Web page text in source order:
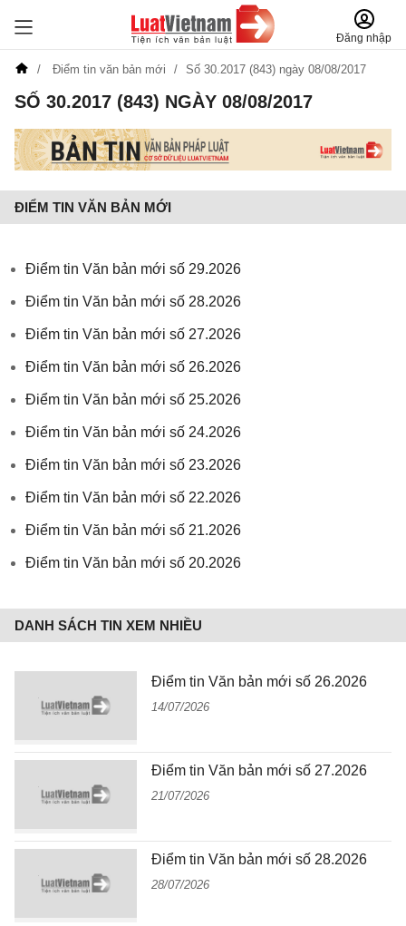
Đăng nhập
Điểm tin văn bản mới Số 30.2017 (843) ngày 08/08/2017
SỐ 30.2017 (843) NGÀY 08/08/2017
ĐIỂM TIN VĂN BẢN MỚI
Điểm tin Văn bản mới số 29.2026
Điểm tin Văn bản mới số 28.2026
Điểm tin Văn bản mới số 27.2026
Điểm tin Văn bản mới số 26.2026
Điểm tin Văn bản mới số 25.2026
Điểm tin Văn bản mới số 24.2026
Điểm tin Văn bản mới số 23.2026
Điểm tin Văn bản mới số 22.2026
Điểm tin Văn bản mới số 21.2026
Điểm tin Văn bản mới số 20.2026
DANH SÁCH TIN XEM NHIỀU
Điểm tin Văn bản mới số 26.2026
14/07/2026
Điểm tin Văn bản mới số 27.2026
21/07/2026
Điểm tin Văn bản mới số 28.2026
28/07/2026